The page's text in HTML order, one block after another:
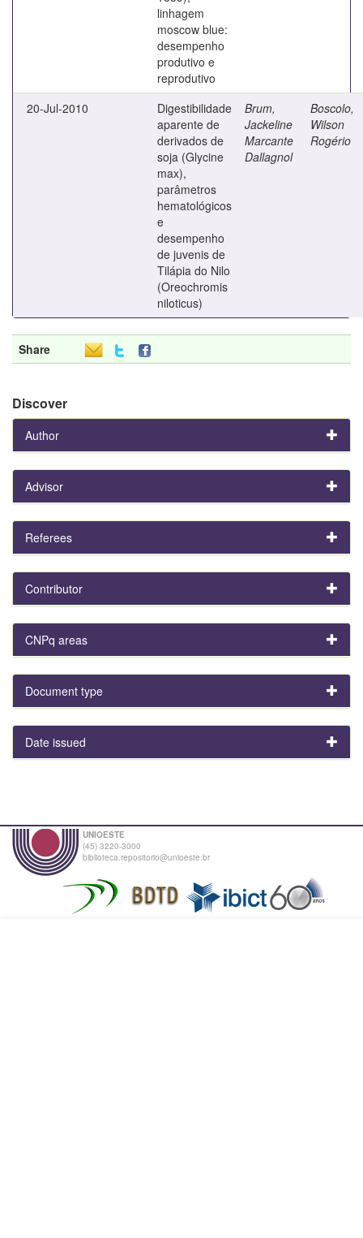
linhagem
moscow blue:
desempenho
produtivo e
reprodutivo
20-Jul-2010
Digestibilidade
aparente de
derivados de
soja (Glycine
max),
parâmetros
hematológicos
e
desempenho
de juvenis de
Tilápia do Nilo
(Oreochromis
niloticus)
Brum,
Jackeline
Marcante
Dallagnol
Boscolo,
Wilson
Rogério
Share
Discover
Author
Advisor
Referees
Contributor
CNPq areas
Document type
Date issued
UNIOESTE
(45) 3220-3000
biblioteca.repositorio@unioeste.br